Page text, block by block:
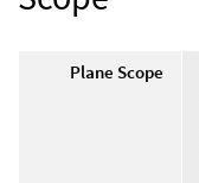
Plane Scope